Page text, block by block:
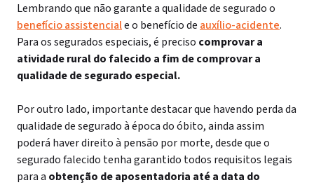
Lembrando que não garante a qualidade de segurado o
benefício assistenciale o benefício de auxílio-acidente.
Para os segurados especiais, é preciso comprovar a
atividade rural do falecido a fim de comprovar a
qualidade de segurado especial.
Por outro lado, importante destacar que havendo perda da
qualidade de segurado à época do óbito, ainda assim
poderá haver direito à pensão por morte, desde que o
segurado falecido tenha garantido todos requisitos legais
para a obtenção de aposentadoria até a data do